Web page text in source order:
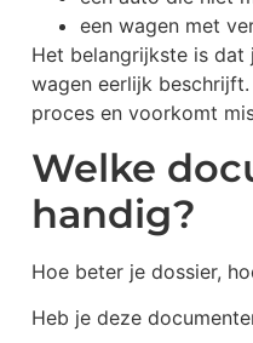
een wagen met
Het belangrijkste is
wagen eerlijk
proces en voorkomt
Welke
handig?
Hoe beter je dossier,
Heb je deze